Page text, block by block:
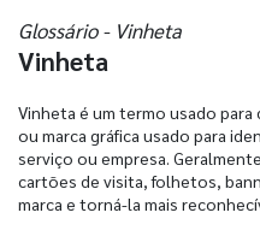
Glossário - Vinheta
Vinheta
Vinheta é um termo usado
ou marca gráfica usado para
serviço ou empresa.
cartões de visita, folhetos,
marca e torná-la mais